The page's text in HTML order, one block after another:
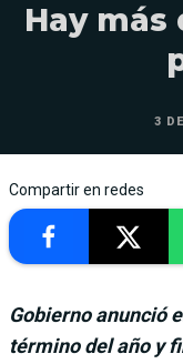
Hay más
3
Compartir en redes
Gobierno anunció
término del año y